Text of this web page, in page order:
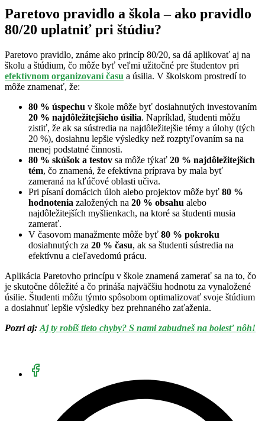
Paretovo pravidlo a škola – ako pravidlo
80/20 uplatniť pri štúdiu?
Paretovo pravidlo, známe ako princíp 80/20, sa dá aplikovať aj na
školu a štúdium, čo môže byť veľmi užitočné pre študentov pri
efektívnom organizovaní času a úsilia. V školskom prostredí to
môže znamenať, že:
80 % úspechu v škole môže byť dosiahnutých investovaním
20 % najdôležitejšieho úsilia. Napríklad, študenti môžu
zistiť, že ak sa sústredia na najdôležitejšie témy a úlohy (tých
20 %), dosiahnu lepšie výsledky než rozptyľovaním sa na
menej podstatné činnosti.
80 % skúšok a testov sa môže týkať 20 % najdôležitejších
tém, čo znamená, že efektívna príprava by mala byť
zameraná na kľúčové oblasti učiva.
Pri písaní domácich úloh alebo projektov môže byť 80 %
hodnotenia založených na 20 % obsahu alebo
najdôležitejších myšlienkach, na ktoré sa študenti musia
zamerať.
V časovom manažmente môže byť 80 % pokroku
dosiahnutých za 20 % času, ak sa študenti sústredia na
efektívnu a cieľavedomú prácu.
Aplikácia Paretovho princípu v škole znamená zamerať sa na to, čo
je skutočne dôležité a čo prináša najväčšiu hodnotu za vynaložené
úsilie. Študenti môžu týmto spôsobom optimalizovať svoje štúdium
a dosiahnuť lepšie výsledky bez prehnaného zaťaženia.
Pozri aj: Aj ty robíš tieto chyby? S nami zabudneš na bolesť nôh!